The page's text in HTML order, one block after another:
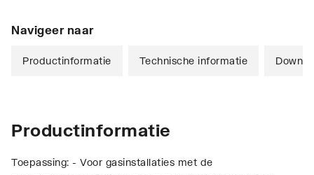
Navigeer naar
Productinformatie Technische informatie
Productinformatie
Toepassing: - Voor gasinstallaties met de